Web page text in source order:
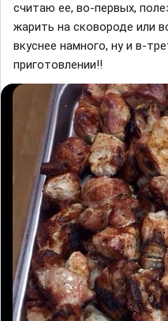
считаю ее, во-первых,
жарить на сковороде или
вкуснее намного, ну и в-
приготовлении!!